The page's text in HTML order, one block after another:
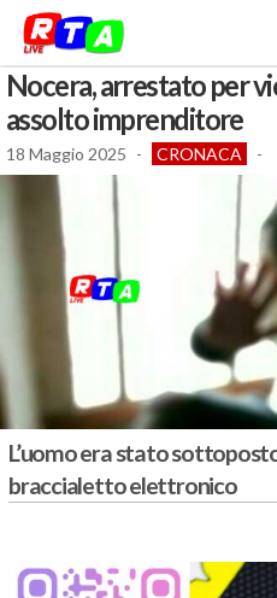
Nocera, arrestato per
assolto imprenditore
18 Maggio 2025 - CRONACA -
L’uomo era stato
braccialetto elettronico